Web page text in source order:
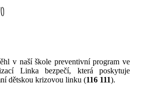
v naší škole preventivní program ve
Linka bezpečí, která poskytuje
dětskou krizovou linku (116 111).